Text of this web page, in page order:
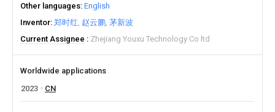
Other languages English
Inventor 郑时红 赵云鹏 茅新波
Current Assignee
Zhejiang Youxu Technology Co ltd
Worldwide applications
2023
CN